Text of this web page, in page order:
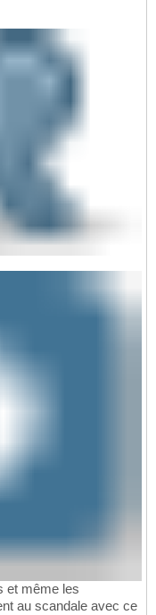
et même les
au scandale avec ce